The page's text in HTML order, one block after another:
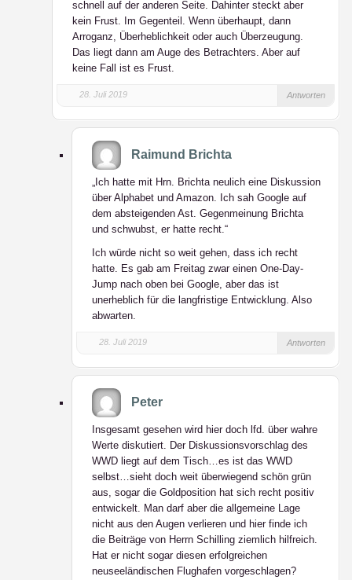
schnell auf der anderen Seite. Dahinter steckt aber
kein Frust. Im Gegenteil. Wenn überhaupt, dann
Arroganz, Überheblichkeit oder auch Überzeugung.
Das liegt dann am Auge des Betrachters. Aber auf
keine Fall ist es Frust.
28. Juli 2019 Antworten
Raimund Brichta
„Ich hatte mit Hrn. Brichta neulich eine Diskussion
über Alphabet und Amazon. Ich sah Google auf
dem absteigenden Ast. Gegenmeinung Brichta
und schwubst, er hatte recht.“
Ich würde nicht so weit gehen, dass ich recht
hatte. Es gab am Freitag zwar einen One-Day-
Jump nach oben bei Google, aber das ist
unerheblich für die langfristige Entwicklung. Also
abwarten.
28. Juli 2019 Antworten
Peter
Insgesamt gesehen wird hier doch lfd. über wahre
Werte diskutiert. Der Diskussionsvorschlag des
WWD liegt auf dem Tisch…es ist das WWD
selbst…sieht doch weit überwiegend schön grün
aus, sogar die Goldposition hat sich recht positiv
entwickelt. Man darf aber die allgemeine Lage
nicht aus den Augen verlieren und hier finde ich
die Beiträge von Herrn Schilling ziemlich hilfreich.
Hat er nicht sogar diesen erfolgreichen
neuseeländischen Flughafen vorgeschlagen?